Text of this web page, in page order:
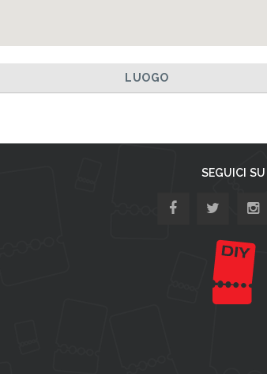
LUOGO
SEGUICI SU